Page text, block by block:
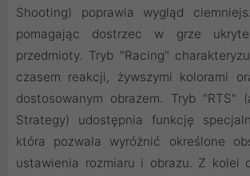
Shooting) poprawia wygląd
pomagając dostrzec w grze
przedmioty. Tryb "Racing"
czasem reakcji, żywszymi kolorami
dostosowanym obrazem. Tryb "RTS"
Strategy) udostępnia funkcję
która pozwala wyróżnić określone
ustawienia rozmiaru i obrazu. Z kolei